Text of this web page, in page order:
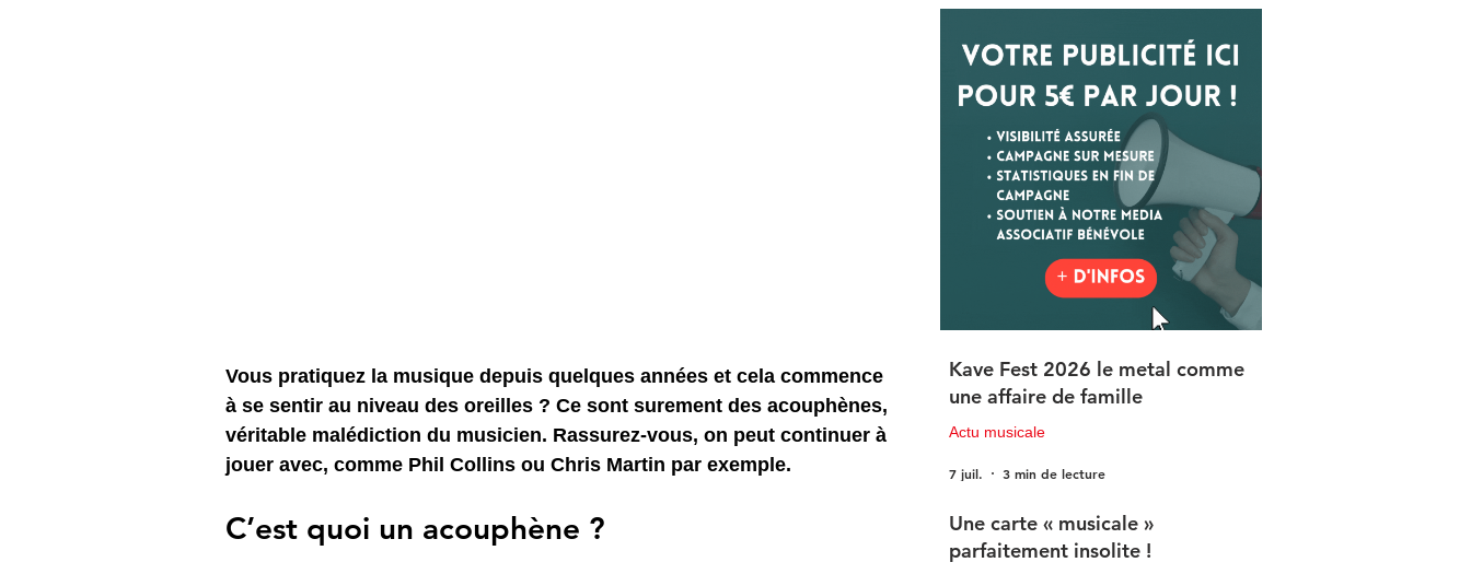
Vous pratiquez la musique depuis quelques années et cela commence
à se sentir au niveau des oreilles ? Ce sont surement des acouphènes,
véritable malédiction du musicien. Rassurez-vous, on peut continuer à
jouer avec, comme Phil Collins ou Chris Martin par exemple.
C’est quoi un acouphène ?
Kave Fest 2026 le metal comme
une affaire de famille
Actu musicale
7 juil. 3 min de lecture
Une carte « musicale »
parfaitement insolite !